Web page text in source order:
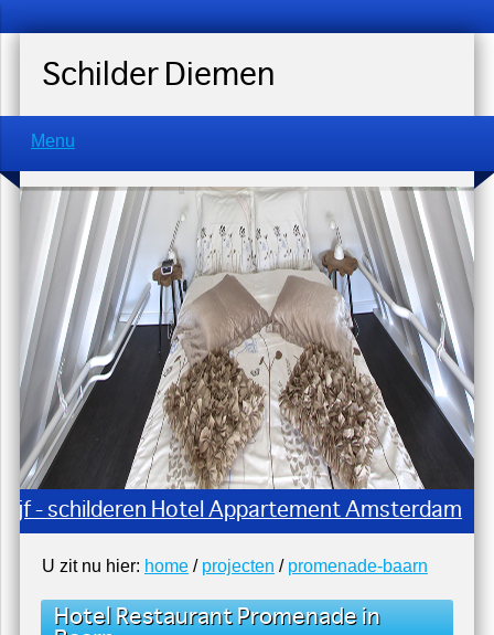
Schilder Diemen
Menu
U zit nu hier:home/projecten/promenade-baarn